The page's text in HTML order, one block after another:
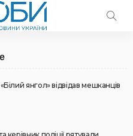
янгол» відвідав мешканців